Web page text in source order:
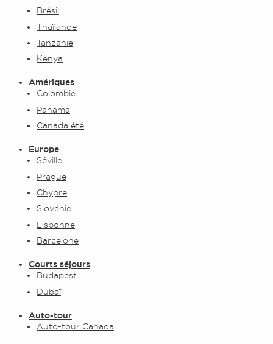
Brésil
Thaïlande
Tanzanie
Kenya
Amériques
Colombie
Panama
Canada été
Europe
Séville
Prague
Chypre
Slovénie
Lisbonne
Barcelone
Courts séjours
Budapest
Dubaï
Auto-tour
Auto-tour Canada